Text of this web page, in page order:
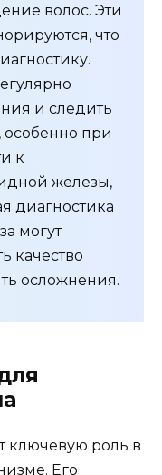
волос. Эти
что
и следить
особенно при
к
железы,
диагностика
могут
качество
осложнения.
ключевую роль в
Его